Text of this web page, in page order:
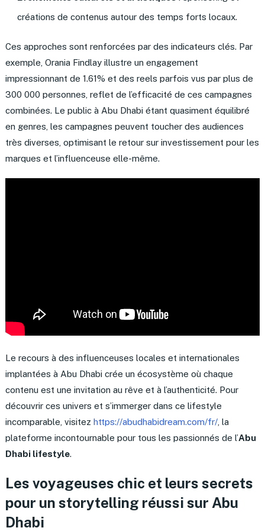
créations de contenus autour des temps forts locaux.
Ces approches sont renforcées par des indicateurs clés. Par
exemple, Orania Findlay illustre un engagement
impressionnant de 1.61% et des reels parfois vus par plus de
300 000 personnes, reflet de l’efficacité de ces campagnes
combinées. Le public à Abu Dhabi étant quasiment équilibré
en genres, les campagnes peuvent toucher des audiences
très diverses, optimisant le retour sur investissement pour les
marques et l’influenceuse elle-même.
Le recours à des influenceuses locales et internationales
implantées à Abu Dhabi crée un écosystème où chaque
contenu est une invitation au rêve et à l’authenticité. Pour
découvrir ces univers et s’immerger dans ce lifestyle
incomparable, visitez https://abudhabidream.com/fr/, la
plateforme incontournable pour tous les passionnés de l’Abu
Dhabi lifestyle.
Les voyageuses chic et leurs secrets
pour un storytelling réussi sur Abu
Dhabi